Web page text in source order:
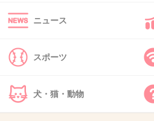
48. 匿名
夜の巷観たんだね笑
ニュース
スポーツ
犬・猫・動物